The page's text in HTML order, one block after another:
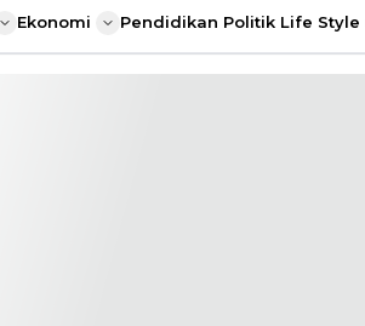
Ekonomi Pendidikan Politik Life Style